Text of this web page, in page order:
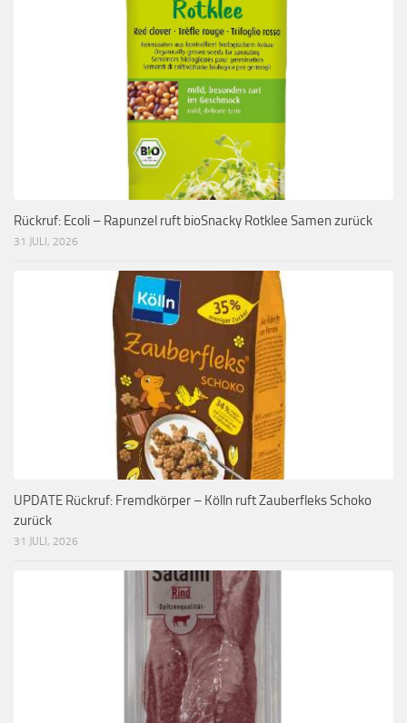
Rückruf: Ecoli – Rapunzel ruft bioSnacky Rotklee Samen zurück
31 JULI, 2026
UPDATE Rückruf: Fremdkörper – Kölln ruft Zauberfleks Schoko
zurück
31 JULI, 2026